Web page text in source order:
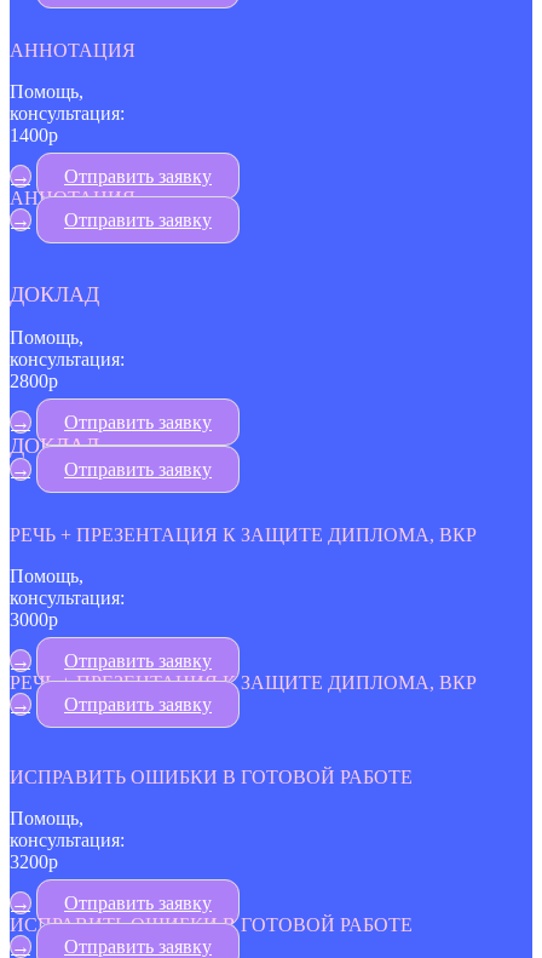
АННОТАЦИЯ
Помощь,
консультация:
1400р
→
Отправить заявку
АННОТАЦИЯ
→
Отправить заявку
ДОКЛАД
Помощь,
консультация:
2800р
→
Отправить заявку
ДОКЛАД
→ Отправить заявку
РЕЧЬ + ПРЕЗЕНТАЦИЯ К ЗАЩИТЕ ДИПЛОМА, ВКР
Помощь,
консультация:
3000р
→
Отправить заявку
РЕЧЬ + ПРЕЗЕНТАЦИЯ К ЗАЩИТЕ ДИПЛОМА, ВКР
→
Отправить заявку
ИСПРАВИТЬ ОШИБКИ В ГОТОВОЙ РАБОТЕ
Помощь,
консультация:
3200р
→
Отправить заявку
ИСПРАВИТЬ ОШИБКИ В ГОТОВОЙ РАБОТЕ
→
Отправить заявку